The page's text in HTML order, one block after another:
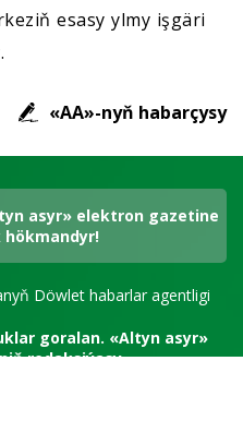
esasy ylmy işgäri
«AA»-nyň habarçysy
asyr» elektron gazetine
Döwlet habarlar agentligi
goralan. «Altyn asyr»
redaksiýasy